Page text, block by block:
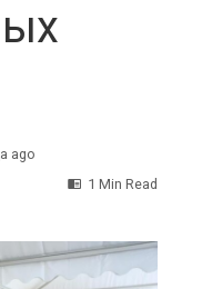
ago
1 Min Read